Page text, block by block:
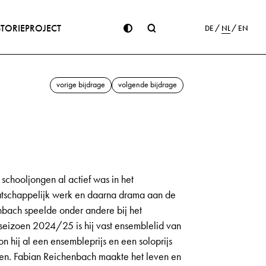
PROJECT DE NL EN
vorige bijdrage volgende bijdrage
al actief was in het
werk en daarna drama aan de
speelde onder andere bij het
2024/25 is hij vast ensemblelid van
hij al een ensembleprijs en een soloprijs
Fabian Reichenbach maakte het leven en